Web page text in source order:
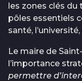
les zones clés du
pôles essentiels
santé,
Le maire de
l’importance
permettre